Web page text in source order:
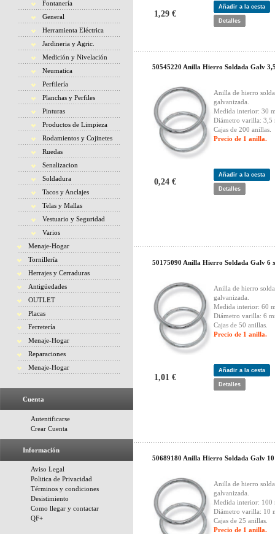
Fontanería
General
Herramienta Eléctrica
Jardineria y Agric.
Medición y Nivelación
Neumatica
Perfilería
Planchas y Perfiles
Pinturas
Productos de Limpieza
Rodamientos y Cojinetes
Ruedas
Senalizacion
Soldadura
Tacos y Anclajes
Telas y Mallas
Vestuario y Seguridad
Varios
Menaje-Hogar
Tornillería
Herrajes y Cerraduras
Antigüedades
OUTLET
Placas
Ferretería
Menaje-Hogar
Reparaciones
Menaje-Hogar
Cuenta
Autentificarse
Crear Cuenta
Información
Aviso Legal
Politica de Privacidad
Términos y condiciones
Desistimiento
Como llegar y contactar
QF+
1,29 €
Añadir a la cesta
Detalles
50545220 Anilla Hierro Soldada Galv
Anilla de hierro
galvanizada.
Medida interior: 30
Diámetro varilla: 3,5
Cajas de 200 anillas.
Precio de 1 anilla.
0,24 €
Añadir a la cesta
Detalles
50175090 Anilla Hierro Soldada Galv 6
Anilla de hierro
galvanizada.
Medida interior: 60
Diámetro varilla: 6
Cajas de 50 anillas.
Precio de 1 anilla.
1,01 €
Añadir a la cesta
Detalles
50689180 Anilla Hierro Soldada Galv
Anilla de hierro
galvanizada.
Medida interior: 100
Diámetro varilla: 10
Cajas de 25 anillas.
Precio de 1 anilla.